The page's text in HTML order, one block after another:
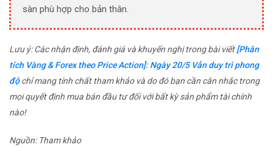
sàn phù hợp cho bản thân.
Lưu ý: Các nhận định, đánh giá và khuyến nghị trong bài viết[Phân
tích Vàng & Forex theo Price Action]: Ngày 20/5 Vẫn duy trì phong
độchỉ mang tính chất tham khảo và do đó bạn cần cân nhắc trong
mọi quyết định mua bán đầu tư đối với bất kỳ sản phẩm tài chính
nào!
Nguồn: Tham khảo